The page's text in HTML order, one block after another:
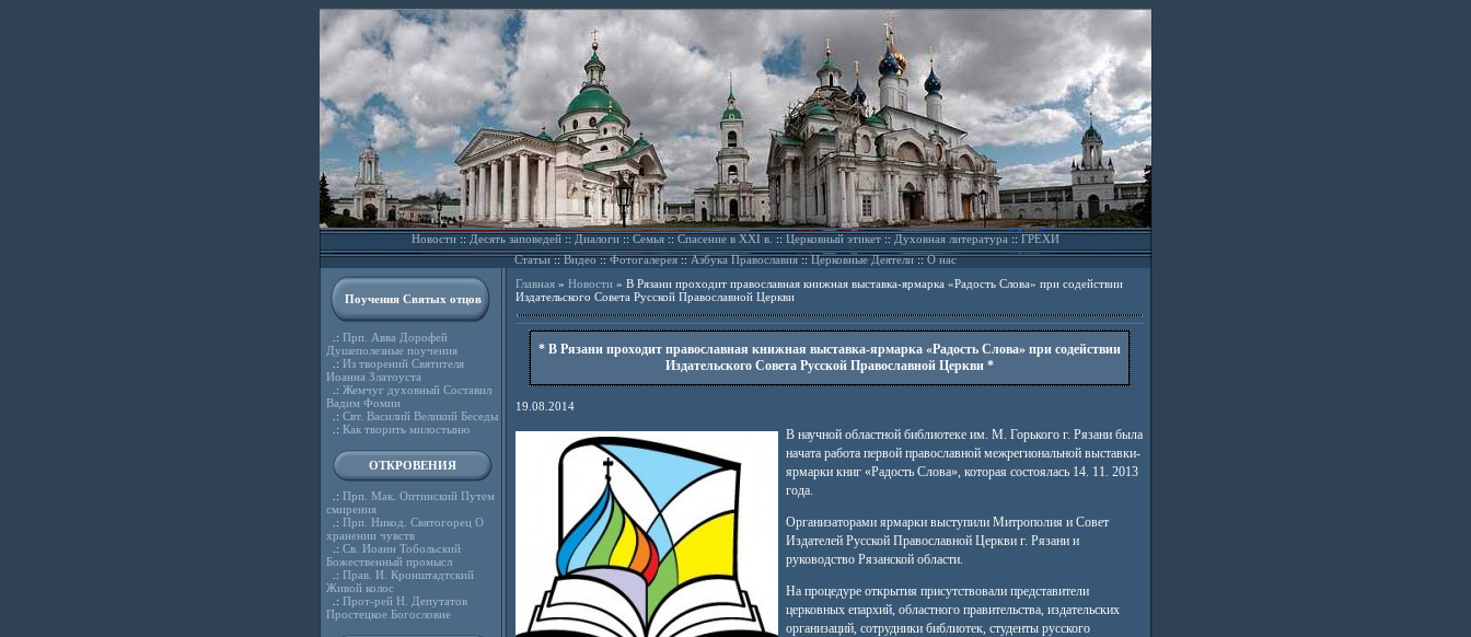
Новости::Десять заповедей::Диалоги::Семья::Спасение в XXI в.::Церковный этикет::Духовная литература::ГРЕХИ
Статьи::Видео ::Фотогалерея::Азбука Православия::Церковные Деятели::О нас
Поучения Святых отцов
.: Прп. Авва Дорофей
Душеполезные поучения
.: Из творений Святителя
Иоанна Златоуста
.: Жемчуг духовный Составил
Вадим Фомин
.: Свт. Василий Великий Беседы
.: Как творить милостыню
ОТКРОВЕНИЯ
.: Прп. Мак. Оптинский Путем
смирения
.: Прп. Никод. Святогорец О
хранении чувств
.: Св. Иоанн Тобольский
Божественный промысл
.: Прав. И. Кронштадтский
Живой колос
.: Прот-рей Н. Депутатов
Простецкое Богословие
Главная» Новости» В Рязани проходит православная книжная выставка-ярмарка «Радость Слова» при содействии
Издательского Совета Русской Православной Церкви
* В Рязани проходит православная книжная выставка-ярмарка «Радость Слова» при содействии
Издательского Совета Русской Православной Церкви *
19.08.2014
В научной областной библиотеке им. М. Горького г. Рязани была
начата работа первой православной межрегиональной выставки-
ярмарки книг «Радость Слова», которая состоялась 14. 11. 2013
года.
Организаторами ярмарки выступили Митрополия и Совет
Издателей Русской Православной Церкви г. Рязани и
руководство Рязанской области.
На процедуре открытия присутствовали представители
церковных епархий, областного правительства, издательских
организаций, сотрудники библиотек, студенты русского